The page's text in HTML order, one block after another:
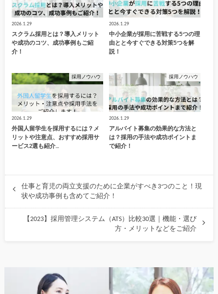
2026.1.29
スクラム採用とは？導入メリット
や成功のコツ、成功事例もご紹
介！
2026.1.29
中小企業が採用に苦戦する5つの理
由とと今すぐできる対策5つを解
説！
採用ノウハウ
2026.1.29
外国人留学生を採用するには？メ
リットや注意点、おすすめ採用サ
ービス2選も紹介…
採用ノウハウ
2026.1.29
アルバイト募集の効果的な方法と
は？採用の手法や成功ポイントま
で紹介！
仕事と育児の両立支援のために企業がすべき3つのこと！現
状や成功事例も含めてご紹介！
【2023】採用管理システム（ATS）比較30選｜機能・選び
方・メリットなどをご紹介